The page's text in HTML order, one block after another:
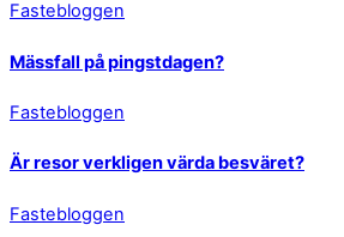
Fastebloggen
Mässfall på pingstdagen?
Fastebloggen
Är resor verkligen värda besväret?
Fastebloggen